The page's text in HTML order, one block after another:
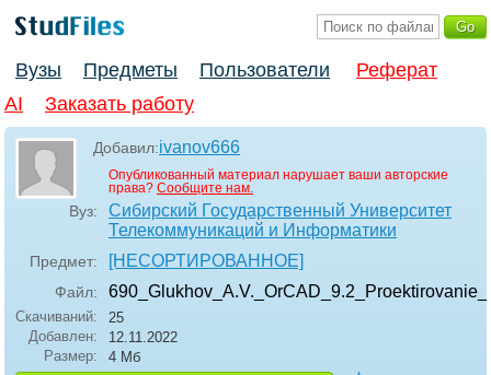
Вузы Предметы Пользователи
Реферат
AI
Заказать работу
Добавил:ivanov666
Опубликованный материал нарушает ваши авторские
права? Сообщите нам.
Вуз:
Сибирский Государственный Университет
Телекоммуникаций и Информатики
Предмет: [НЕСОРТИРОВАННОЕ]
Файл:
Скачиваний:
25
Добавлен:
12.11.2022
Размер:
4 Мб